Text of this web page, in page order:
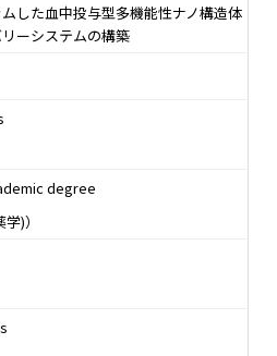
した血中投与型多機能性ナノ構造体
ーシステムの構築
degree
)）